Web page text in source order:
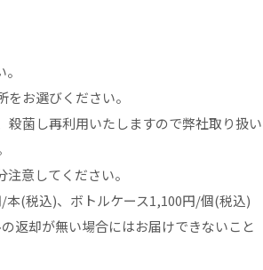
お選びください。
菌し再利用いたしますので弊社取り扱い
意してください。
(税込)、ボトルケース1,100円/個(税込)
返却が無い場合にはお届けできないこと